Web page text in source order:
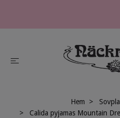
Hem
Calida pyjamas Mountain